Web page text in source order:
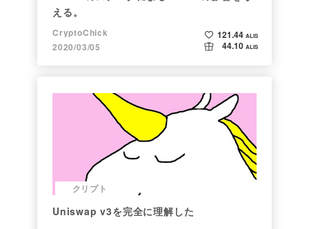
える。
CryptoChick
2020/03/05
121.44 ALIS
44.10 ALIS
クリプト
Uniswap v3を完全に理解した